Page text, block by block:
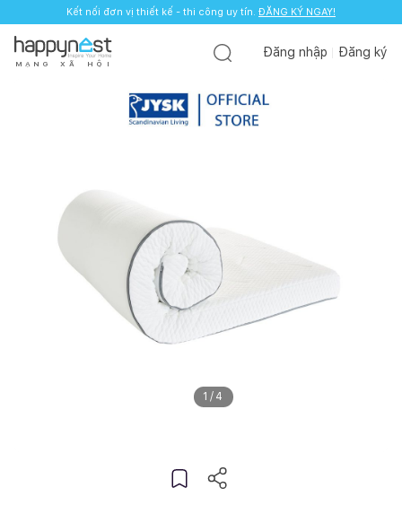
Kết nối đơn vị thiết kế - thi công uy tín. ĐĂNG KÝ NGAY!
M Ạ N G X Ã H Ộ I
Đăng nhập Đăng ký
1 / 4